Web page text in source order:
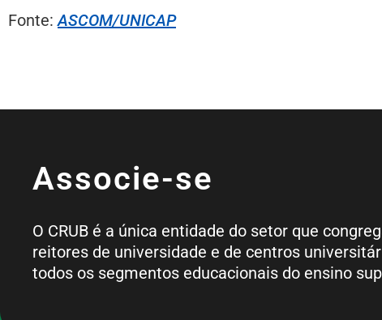
Fonte:ASCOM/UNICAP
Associe-se
O CRUB é a única entidade do setor que
reitores de universidade e de centros
todos os segmentos educacionais do ensino